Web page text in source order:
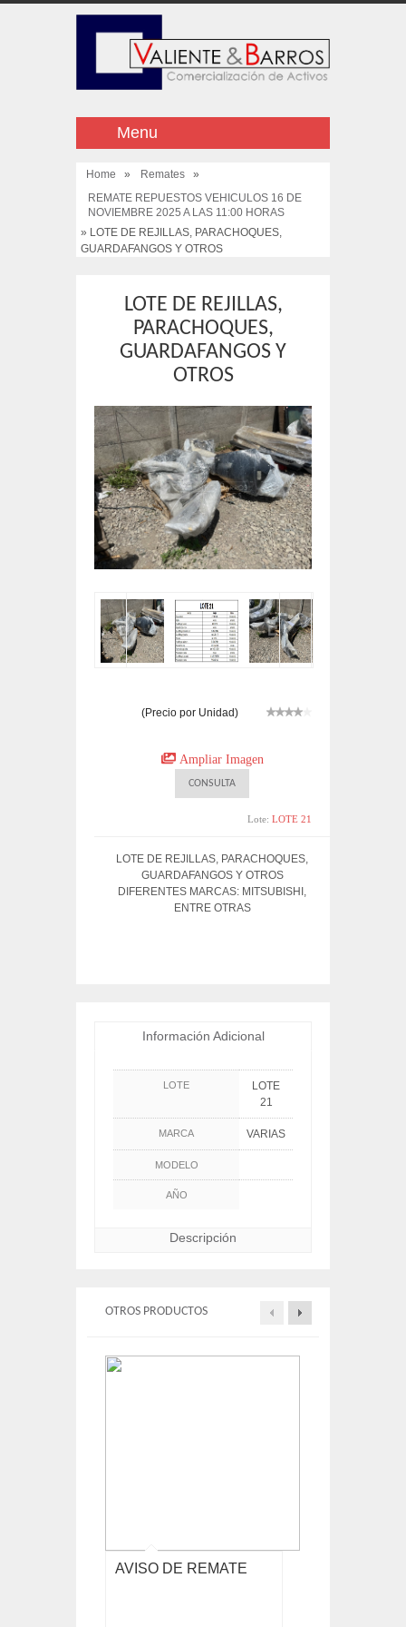
Menu
Home » Remates
»
REMATE REPUESTOS VEHICULOS 16 DE
NOVIEMBRE 2025 A LAS 11:00 HORAS
» LOTE DE REJILLAS, PARACHOQUES,
GUARDAFANGOS Y OTROS
LOTE DE REJILLAS,
PARACHOQUES,
GUARDAFANGOS Y
OTROS
(Precio por Unidad)
Ampliar Imagen
CONSULTA
Lote: LOTE 21
LOTE DE REJILLAS, PARACHOQUES,
GUARDAFANGOS Y OTROS
DIFERENTES MARCAS: MITSUBISHI,
ENTRE OTRAS
Información Adicional
LOTE
LOTE
21
MARCA VARIAS
MODELO
AÑO
Descripción
OTROS PRODUCTOS
AVISO DE REMATE